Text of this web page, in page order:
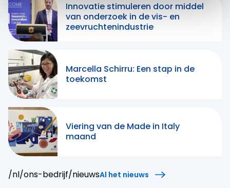
Innovatie stimuleren door middel
van onderzoek in de vis- en
zeevruchtenindustrie
Marcella Schirru: Een stap in de
toekomst
Viering van de Made in Italy
maand
/nl/ons-bedrijf/nieuwsAl het nieuws